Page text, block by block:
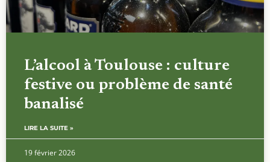
L’alcool à Toulouse : culture
festive ou problème de santé
banalisé
LIRE LA SUITE »
19 février 2026